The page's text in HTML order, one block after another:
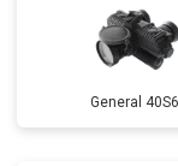
General 40S6